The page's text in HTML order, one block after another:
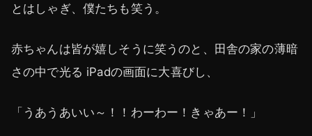
とはしゃぎ、僕たちも笑う。
赤ちゃんは皆が嬉しそうに笑うのと、田舎の家の薄暗
さの中で光る iPadの画面に大喜びし、
「うあうあいい～！！わーわー！きゃあー！」